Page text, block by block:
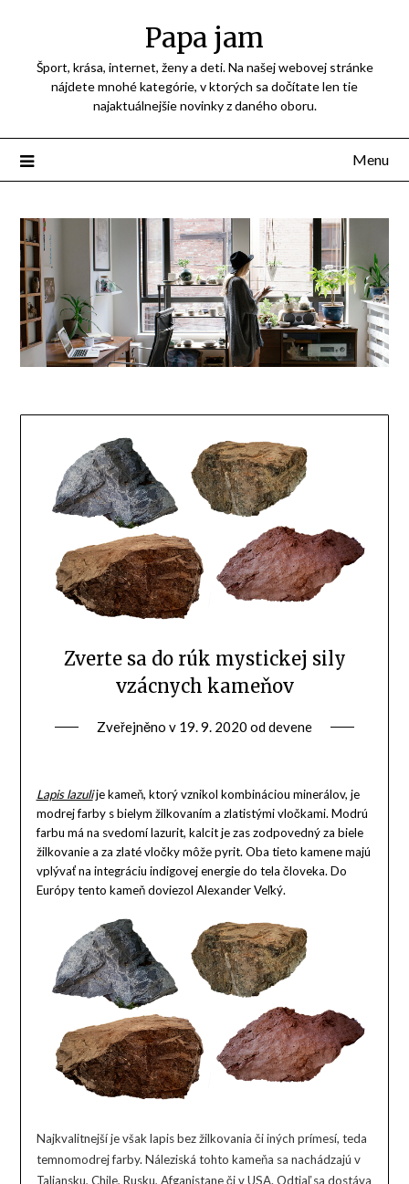
Papa jam
Šport, krása, internet, ženy a deti. Na našej webovej stránke
nájdete mnohé kategórie, v ktorých sa dočítate len tie
najaktuálnejšie novinky z daného oboru.
Menu
Zverte sa do rúk mystickej sily
vzácnych kameňov
Zveřejněno v 19. 9. 2020 oddevene
Lapis lazulije kameň, ktorý vznikol kombináciou minerálov, je
modrej farby s bielym žilkovaním a zlatistými vločkami. Modrú
farbu má na svedomí lazurit, kalcit je zas zodpovedný za biele
žilkovanie a za zlaté vločky môže pyrit. Oba tieto kamene majú
vplývať na integráciu indigovej energie do tela človeka. Do
Európy tento kameň doviezol Alexander Veľký.
Najkvalitnejší je však lapis bez žilkovania či iných prímesí, teda
temnomodrej farby. Náleziská tohto kameňa sa nachádzajú v
Taliansku, Chile, Rusku, Afganistane či v USA. Odtiaľ sa dostáva